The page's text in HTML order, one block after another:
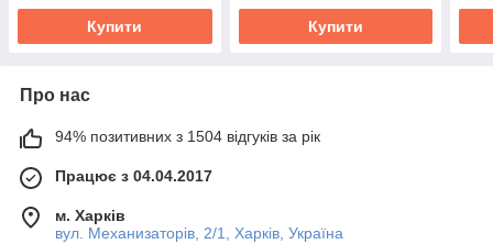
Купити Купити
Про нас
94% позитивних з 1504 відгуків за рік
Працює з 04.04.2017
м. Харків
вул. Механизаторів, 2/1, Харків, Україна